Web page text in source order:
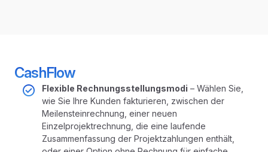
CashFlow
Flexible Rechnungsstellungsmodi – Wählen Sie,
wie Sie Ihre Kunden fakturieren, zwischen der
Meilensteinrechnung, einer neuen
Einzelprojektrechnung, die eine laufende
Zusammenfassung der Projektzahlungen enthält,